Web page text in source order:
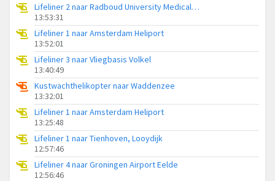
Lifeliner 2 naar Radboud University Medical Center Heliport
13:53:31
Lifeliner 1 naar Amsterdam Heliport
13:52:01
Lifeliner 3 naar Vliegbasis Volkel
13:40:49
Kustwachthelikopter naar Waddenzee
13:32:01
Lifeliner 1 naar Amsterdam Heliport
13:25:48
Lifeliner 1 naar Tienhoven, Looydijk
12:57:46
Lifeliner 4 naar Groningen Airport Eelde
12:56:46